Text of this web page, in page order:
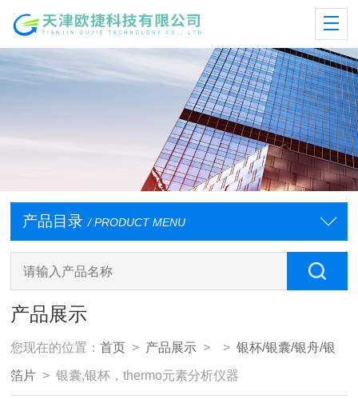
产品目录 / PRODUCT MENU
产品展示
您现在的位置：首页 > 产品展示 > >银杯/银囊/银舟/银
箔片 > 银囊,银杯，thermo元素分析仪器